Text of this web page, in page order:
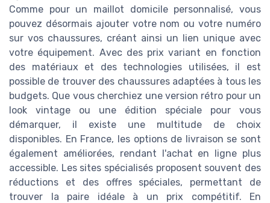
Comme pour un maillot domicile personnalisé, vous
pouvez désormais ajouter votre nom ou votre numéro
sur vos chaussures, créant ainsi un lien unique avec
votre équipement. Avec des prix variant en fonction
des matériaux et des technologies utilisées, il est
possible de trouver des chaussures adaptées à tous les
budgets. Que vous cherchiez une version rétro pour un
look vintage ou une édition spéciale pour vous
démarquer, il existe une multitude de choix
disponibles. En France, les options de livraison se sont
également améliorées, rendant l'achat en ligne plus
accessible. Les sites spécialisés proposent souvent des
réductions et des offres spéciales, permettant de
trouver la paire idéale à un prix compétitif. En